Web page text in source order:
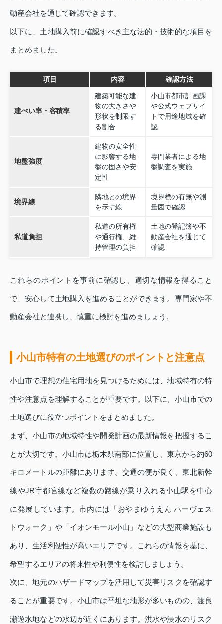
動産会社を通じて確認できます。
以下に、土地購入前に確認すべき主な法的・技術的な項目を
まとめました。
項目 内容 確認方法
建ぺい率・容積率
建築可能な建
物の大きさや
形状を制限す
る割合
小山市都市計画課
や公式ウェブサイ
トで用途地域を確
認
地盤強度
建物の安全性
に影響する地
盤の固さや安
定性
専門業者による地
盤調査を実施
境界線
隣地との境界
を示す線
境界標の有無や測
量図で確認
私道負担
私道の所有権
や通行権、維
持管理の負担
土地の登記簿や不
動産会社を通じて
確認
これらのポイントを事前に確認し、適切な情報を得ること
で、安心して土地購入を進めることができます。専門家や不
動産会社と連携し、慎重に検討を進めましょう。
小山市特有の土地選びのポイントと注意点
小山市で理想の住宅用地を見つけるためには、地域特有の特
性や注意点を理解することが重要です。以下に、小山市での
土地選びに役立つポイントをまとめました。
まず、小山市の地域特性や開発計画の最新情報を把握するこ
とが大切です。小山市は栃木県南部に位置し、東京から約60
キロメートルの距離にあります。交通の便が良く、東北新幹
線やJR宇都宮線など複数の路線が乗り入れる小山駅を中心
に発展しています。市内には「おやまゆうえん ハーヴェス
トウォーク」や「イオンモール小山」などの大型商業施設も
あり、生活利便性が高いエリアです。これらの情報を基に、
希望するエリアの将来性や利便性を検討しましょう。
次に、地元のハザードマップを活用して災害リスクを確認す
ることが重要です。小山市は平坦な地形が多いものの、渡良
瀬遊水地などの水辺が近くにあります。洪水や浸水のリスク